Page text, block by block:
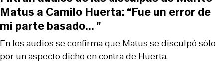
En los audios se confirma que Matus se disculpó sólo
por un aspecto dicho en contra de Huerta.
Matus a Camilo Huerta: “Fue un error de
mi parte basado... ”